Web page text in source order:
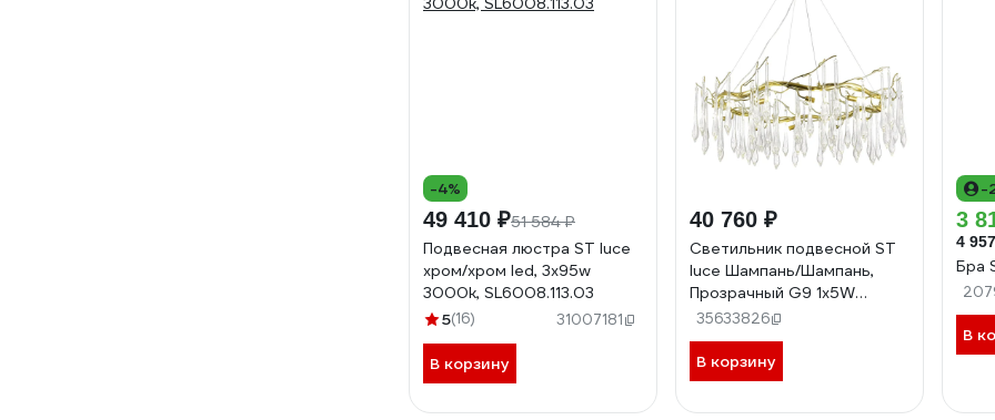
-4%
49 410 ₽51 584 ₽
Подвесная люстра ST luce
хром/хром led, 3x95w
3000k, SL6008.113.03
5(16) 31007181
В корзину
40 760 ₽
Светильник подвесной ST
luce Шампань/Шампань,
Прозрачный G9 1х5W
4000K SL1660.203.12
35633826
В корзину
-
3
4
Бра
В